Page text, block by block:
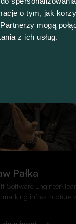
o tym, jak
mogą
z ich usług.
Pałka
Software
infrastructure
wydarzenia.